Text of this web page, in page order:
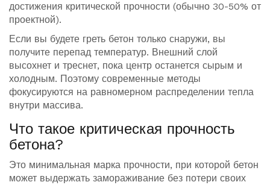
достижения критической прочности (обычно 30-50% от
проектной).
Если вы будете греть бетон только снаружи, вы
получите перепад температур. Внешний слой
высохнет и треснет, пока центр останется сырым и
холодным. Поэтому современные методы
фокусируются на равномерном распределении тепла
внутри массива.
Что такое критическая прочность
бетона?
Это минимальная марка прочности, при которой бетон
может выдержать замораживание без потери своих